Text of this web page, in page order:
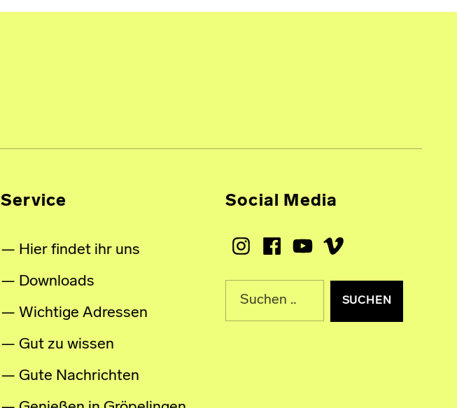
Service
Hier findet ihr uns
Downloads
Wichtige Adressen
Gut zu wissen
Gute Nachrichten
Social Media
InstagramFacebookYoutubeVimeo
Suche nach: